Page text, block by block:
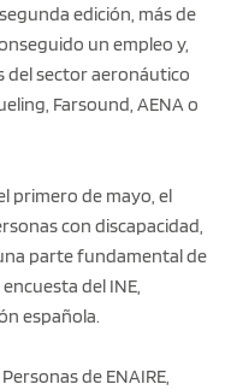
edición, más de
un empleo y,
del sector aeronáutico
Farsound, AENA o
primero de mayo, el
con discapacidad,
parte fundamental de
del INE,
española.
de ENAIRE,